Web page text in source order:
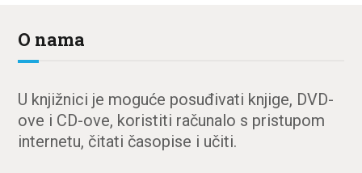
O nama
U knjižnici je moguće posuđivati knjige, DVD-
ove i CD-ove, koristiti računalo s pristupom
internetu, čitati časopise i učiti.